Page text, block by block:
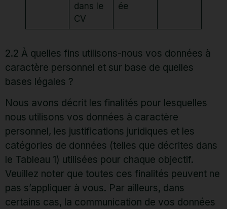
dans le
CV
ée
2.2 À quelles fins utilisons-nous vos données à
caractère personnel et sur base de quelles
bases légales ?
Nous avons décrit les finalités pour lesquelles
nous utilisons vos données à caractère
personnel, les justifications juridiques et les
catégories de données (telles que décrites dans
le Tableau 1) utilisées pour chaque objectif.
Veuillez noter que toutes ces finalités peuvent ne
pas s’appliquer à vous. Par ailleurs, dans
certains cas, la communication de vos données